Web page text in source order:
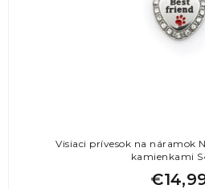
Visiaci prívesok na náramok
kamienkami